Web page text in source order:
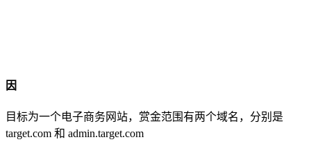
因
目标为一个电子商务网站，赏金范围有两个域名，分别是
target.com 和 admin.target.com